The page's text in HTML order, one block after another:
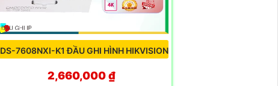
DS-7608NXI-K1 ĐẦU GHI HÌNH HIKVISION
2,660,000 ₫